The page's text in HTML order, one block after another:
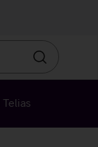
Otsin
Telias